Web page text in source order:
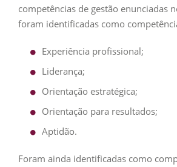
competências de gestão enunciadas
foram identificadas como
Experiência profissional;
Liderança;
Orientação estratégica;
Orientação para resultados;
Aptidão.
Foram ainda identificadas como